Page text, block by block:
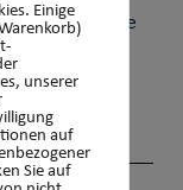
auch auf neue
Einige
unserer
auf
Sie auf